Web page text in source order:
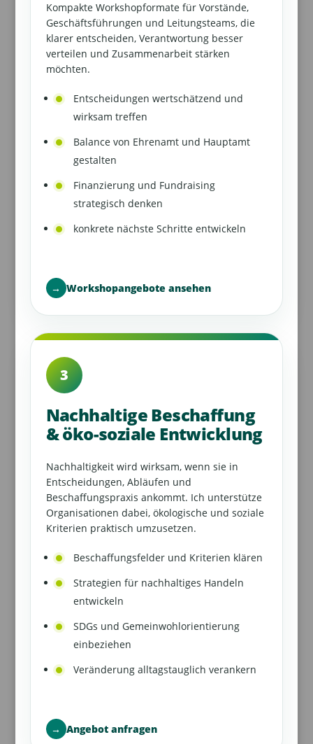
Kompakte Workshopformate für Vorstände,
Geschäftsführungen und Leitungsteams, die
klarer entscheiden, Verantwortung besser
verteilen und Zusammenarbeit stärken
möchten.
Entscheidungen wertschätzend und
wirksam treffen
Balance von Ehrenamt und Hauptamt
gestalten
Finanzierung und Fundraising
strategisch denken
konkrete nächste Schritte entwickeln
→ Workshopangebote ansehen
3
Nachhaltige Beschaffung
& öko-soziale Entwicklung
Nachhaltigkeit wird wirksam, wenn sie in
Entscheidungen, Abläufen und
Beschaffungspraxis ankommt. Ich unterstütze
Organisationen dabei, ökologische und soziale
Kriterien praktisch umzusetzen.
Beschaffungsfelder und Kriterien klären
Strategien für nachhaltiges Handeln
entwickeln
SDGs und Gemeinwohlorientierung
einbeziehen
Veränderung alltagstauglich verankern
→ Angebot anfragen